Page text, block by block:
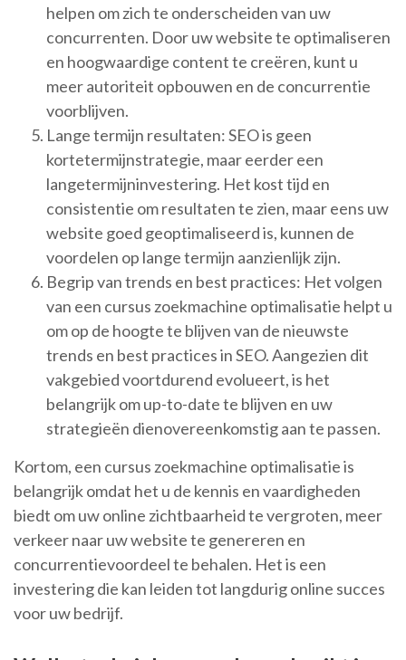
helpen om zich te onderscheiden van uw
concurrenten. Door uw website te optimaliseren
en hoogwaardige content te creëren, kunt u
meer autoriteit opbouwen en de concurrentie
voorblijven.
Lange termijn resultaten: SEO is geen
kortetermijnstrategie, maar eerder een
langetermijninvestering. Het kost tijd en
consistentie om resultaten te zien, maar eens uw
website goed geoptimaliseerd is, kunnen de
voordelen op lange termijn aanzienlijk zijn.
Begrip van trends en best practices: Het volgen
van een cursus zoekmachine optimalisatie helpt u
om op de hoogte te blijven van de nieuwste
trends en best practices in SEO. Aangezien dit
vakgebied voortdurend evolueert, is het
belangrijk om up-to-date te blijven en uw
strategieën dienovereenkomstig aan te passen.
Kortom, een cursus zoekmachine optimalisatie is
belangrijk omdat het u de kennis en vaardigheden
biedt om uw online zichtbaarheid te vergroten, meer
verkeer naar uw website te genereren en
concurrentievoordeel te behalen. Het is een
investering die kan leiden tot langdurig online succes
voor uw bedrijf.